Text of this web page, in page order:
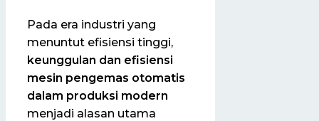
Pada era industri yang
menuntut efisiensi tinggi,
keunggulan dan efisiensi
mesin pengemas otomatis
dalam produksi modern
menjadi alasan utama